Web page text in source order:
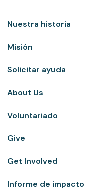
Nuestra historia
Misión
Solicitar ayuda
About Us
Voluntariado
Give
Get Involved
Informe de impacto